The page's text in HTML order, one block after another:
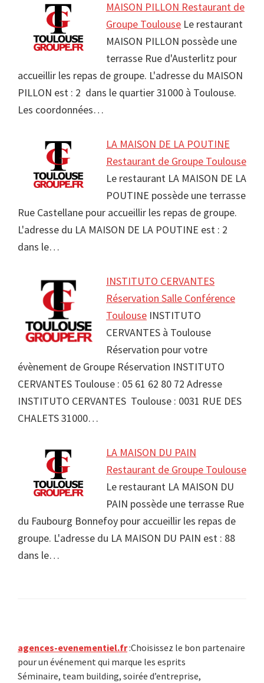
MAISON PILLON Restaurant de
Groupe Toulouse Le restaurant
MAISON PILLON possède une
terrasse Rue d'Austerlitz pour
accueillir les repas de groupe. L'adresse du MAISON
PILLON est : 2 dans le quartier 31000 à Toulouse.
Les coordonnées…
LA MAISON DE LA POUTINE
Restaurant de Groupe Toulouse
Le restaurant LA MAISON DE LA
POUTINE possède une terrasse
Rue Castellane pour accueillir les repas de groupe.
L'adresse du LA MAISON DE LA POUTINE est : 2
dans le…
INSTITUTO CERVANTES
Réservation Salle Conférence
Toulouse INSTITUTO
CERVANTES à Toulouse
Réservation pour votre
évènement de Groupe Réservation INSTITUTO
CERVANTES Toulouse : 05 61 62 80 72 Adresse
INSTITUTO CERVANTES Toulouse : 0031 RUE DES
CHALETS 31000…
LA MAISON DU PAIN
Restaurant de Groupe Toulouse
Le restaurant LA MAISON DU
PAIN possède une terrasse Rue
du Faubourg Bonnefoy pour accueillir les repas de
groupe. L'adresse du LA MAISON DU PAIN est : 88
dans le…
Primary
Sidebar
agences-evenementiel.fr:Choisissez le bon partenaire
pour un événement qui marque les esprits
Séminaire, team building, soirée d’entreprise,